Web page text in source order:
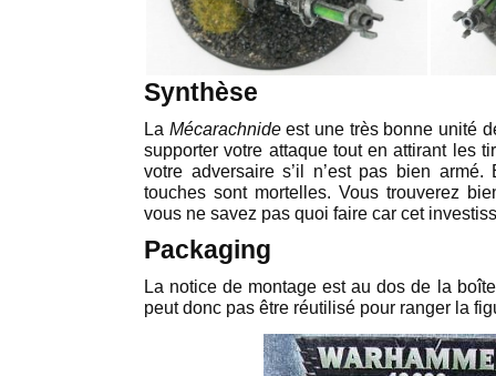
Synthèse
La Mécarachnideest une très bonne unité
supporter votre attaque tout en attirant les
votre adversaire s’il n’est pas bien
touches sont mortelles. Vous trouverez
vous ne savez pas quoi faire car cet
Packaging
La notice de montage est au dos de la
peut donc pas être réutilisé pour ranger la